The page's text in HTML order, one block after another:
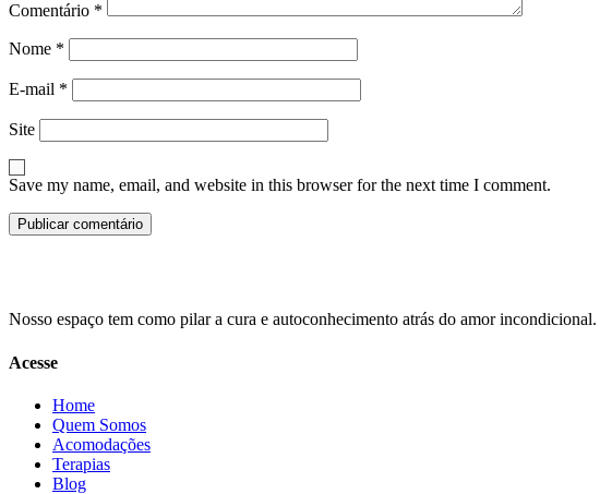
Comentário *
Nome *
E-mail *
Site
Save my name, email, and website in this browser for the next time I comment.
Nosso espaço tem como pilar a cura e autoconhecimento atrás do amor incondicional.
Acesse
Home
Quem Somos
Acomodações
Terapias
Blog